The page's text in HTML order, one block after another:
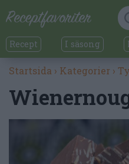
Recept I säsong
Startsida › Kategorier ›